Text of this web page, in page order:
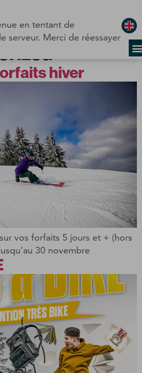
en tentant de
serveur. Merci de réessayer
:
hiver
vos forfaits 5 jours et + (hors
30 novembre
cookies